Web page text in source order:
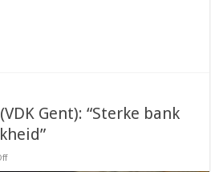
Gent): “Sterke bank
on